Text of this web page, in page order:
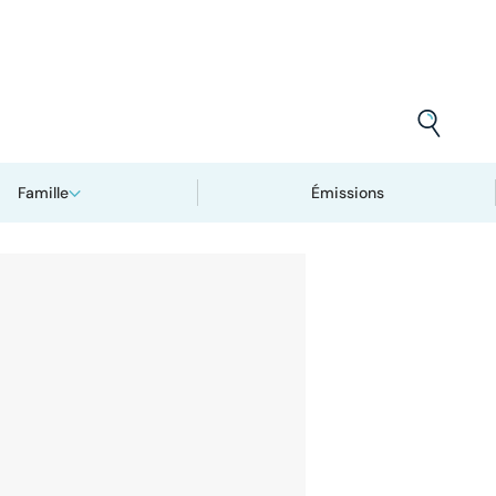
Famille Émissions